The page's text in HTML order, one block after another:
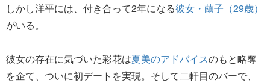
しかし洋平には、付き合って2年になる彼女・繭子（29歳）
がいる。
彼女の存在に気づいた彩花は夏美のアドバイスのもと略奪
を企て、ついに初デートを実現。そして二軒目のバーで、